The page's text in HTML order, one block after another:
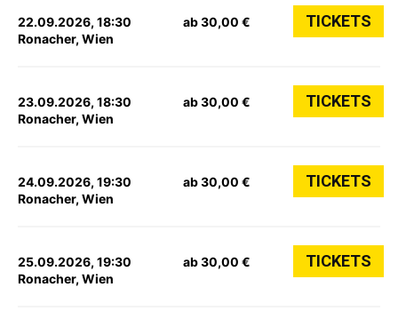
22.09.2026, 18:30
Ronacher, Wien
ab 30,00 € TICKETS
23.09.2026, 18:30
Ronacher, Wien
ab 30,00 € TICKETS
24.09.2026, 19:30
Ronacher, Wien
ab 30,00 € TICKETS
25.09.2026, 19:30
Ronacher, Wien
ab 30,00 € TICKETS